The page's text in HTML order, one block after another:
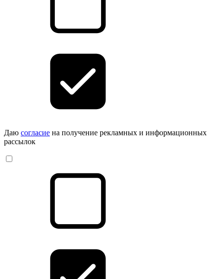
Даю согласие на получение рекламных и информационных
рассылок